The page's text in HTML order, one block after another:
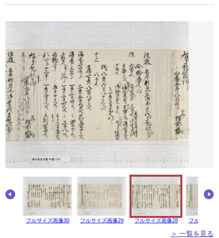
フルサイズ画像30 フルサイズ画像29 フルサイズ画像28 フルサイズ
＞ 一覧を見る